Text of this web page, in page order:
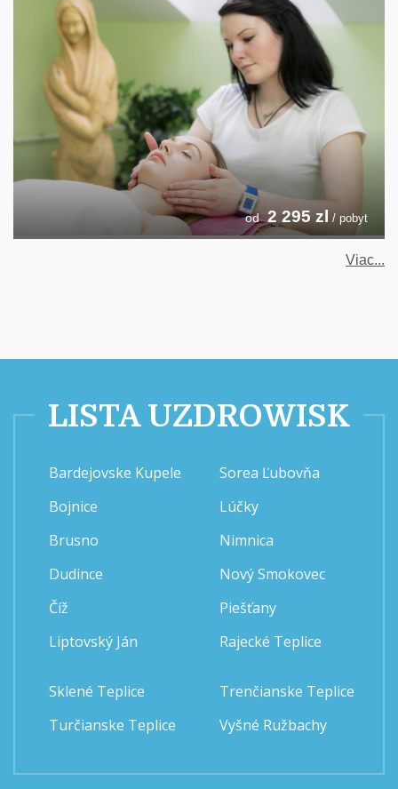
od 2 295zl / pobyt
Viac...
LISTA UZDROWISK
Bardejovske Kupele
Bojnice
Brusno
Dudince
Číž
Liptovský Ján
Sorea Ľubovňa
Lúčky
Nimnica
Nový Smokovec
Piešťany
Rajecké Teplice
Sklené Teplice
Turčianske Teplice
Trenčianske Teplice
Vyšné Ružbachy